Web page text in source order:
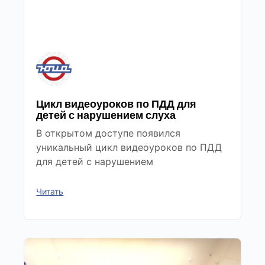
Цикл видеоуроков по ПДД для
детей с нарушением слуха
В открытом доступе появился
уникальный цикл видеоуроков по ПДД
для детей с нарушением
Читать